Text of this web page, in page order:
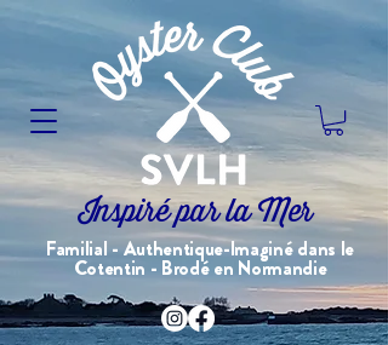
Inspiré par la Mer
Familial - Authentique-Imaginé dans le
Cotentin - Brodé en Normandie